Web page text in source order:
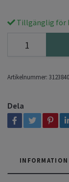
Tillgänglig för
Artikelnummer:
Dela
INFORMATION